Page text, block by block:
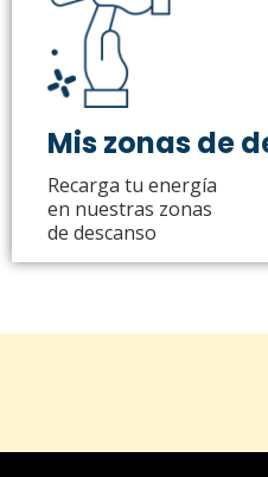
Mis zonas de
Recarga tu energía
en nuestras zonas
de descanso